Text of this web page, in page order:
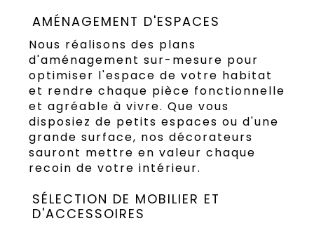
AMÉNAGEMENT D'ESPACES
Nous réalisons des plans
d'aménagement sur-mesure pour
optimiser l'espace de votre habitat
et rendre chaque pièce fonctionnelle
et agréable à vivre. Que vous
disposiez de petits espaces ou d'une
grande surface, nos décorateurs
sauront mettre en valeur chaque
recoin de votre intérieur.
SÉLECTION DE MOBILIER ET
D'ACCESSOIRES